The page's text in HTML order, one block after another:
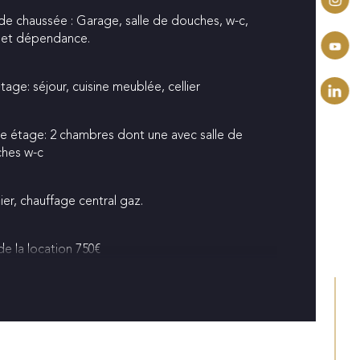
de niveaux
salle de bains
salle d'eau
chaussée : Garage, salle de douches, w-c,
dépendance.
séjour, cuisine meublée, cellier
étage: 2 chambres dont une avec salle de
w-c
chauffage central gaz.
la location 750€